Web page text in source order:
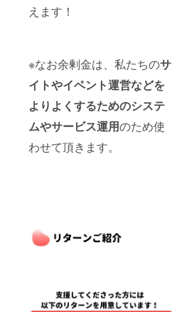
えます！
※なお余剰金は、私たちのサ
イトやイベント運営などを
よりよくするためのシステ
ムやサービス運用のため使
わせて頂きます。